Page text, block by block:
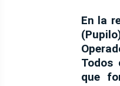
En la
Todos
que